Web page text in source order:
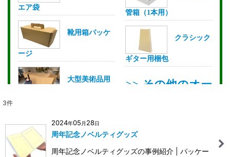
3件
2024年05 月 28日
周年記念ノベルティグッズ
周年記念ノベルティグッズの事例紹介 | パッケー